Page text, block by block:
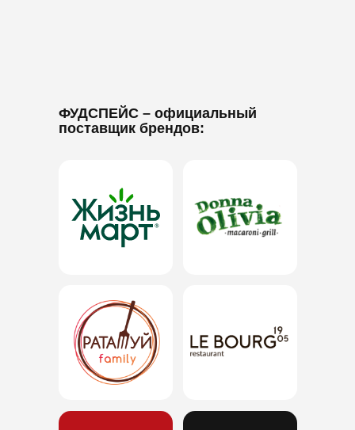
ФУДСПЕЙС – официальный
поставщик брендов: